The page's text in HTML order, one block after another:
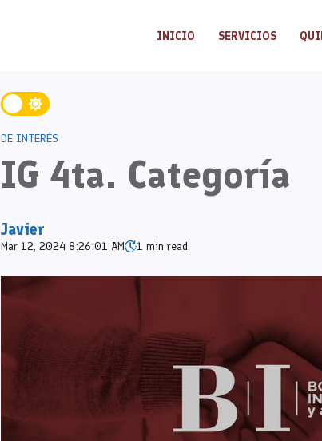
INICIO SERVICIOS
DE INTERÉS
IG 4ta. Categoría
Javier
Mar 12, 2024 8:26:01 AM 1 min read.